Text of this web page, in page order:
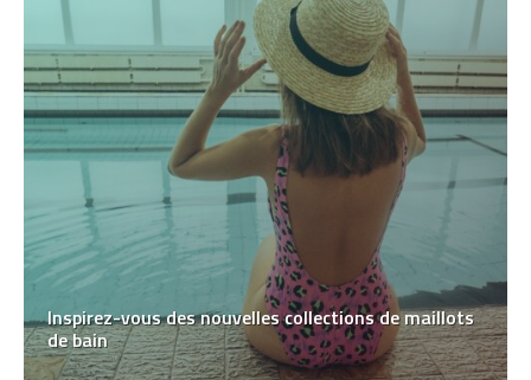
Inspirez-vous des nouvelles collections de maillots
de bain